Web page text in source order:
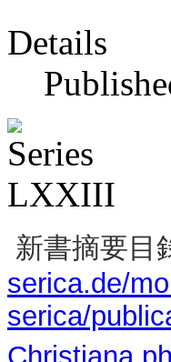
Details
新書摘要目
serica.de/
serica/